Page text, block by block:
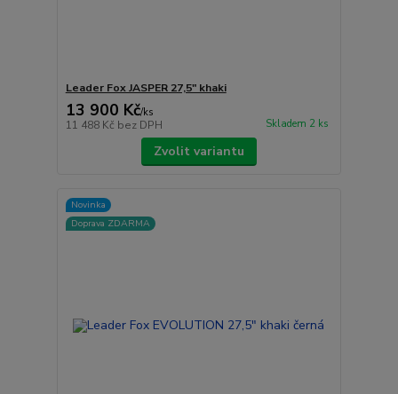
Leader Fox JASPER 27,5" khaki
13 900 Kč/ks
11 488 Kč bez DPH Skladem 2 ks
Zvolit variantu
Novinka
Doprava ZDARMA